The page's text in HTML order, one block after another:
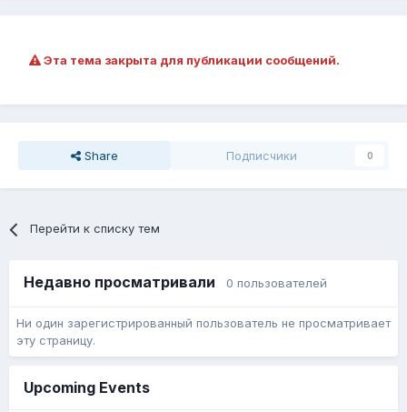
Эта тема закрыта для публикации сообщений.
Share Подписчики 0
Перейти к списку тем
Недавно просматривали 0 пользователей
Ни один зарегистрированный пользователь не просматривает
эту страницу.
Upcoming Events